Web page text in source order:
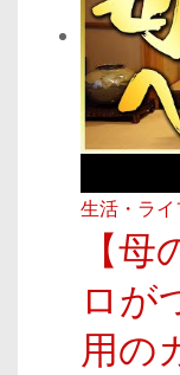
生活・ライ
【
ロが
用の